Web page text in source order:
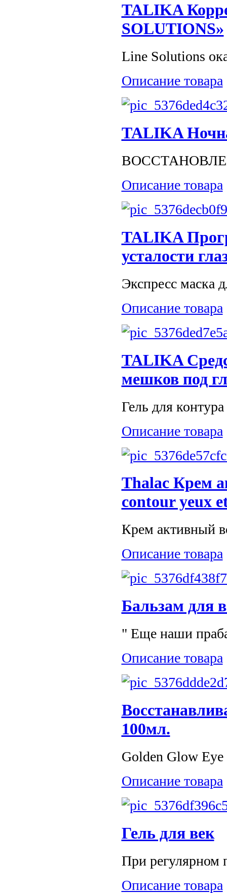
TALIKA
SOLUTIONS»
Line Solutions
Описание товара
TALIKA
Описание товара
TALIKA
усталости
Экспресс маска
Описание товара
TALIKA
мешков под
Гель для
Описание товара
Thalac Крем
contour yeux
Крем активный
Описание товара
Бальзам для
" Еще наши
Описание товара
100мл.
Golden Glow
Описание товара
Гель для век
При регулярном
Описание товара